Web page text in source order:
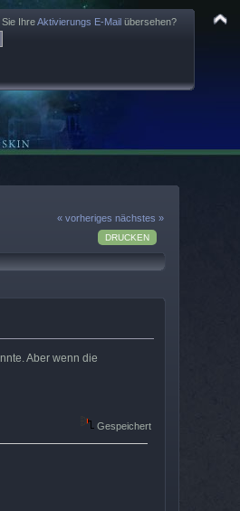
Sie IhreAktivierungs E-Mail übersehen?
« vorheriges nächstes »
DRUCKEN
Aber wenn die
Gespeichert